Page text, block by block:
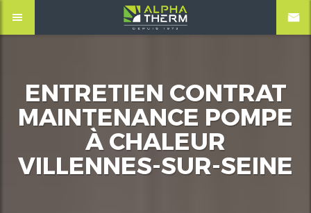
ENTRETIEN CONTRAT
MAINTENANCE POMPE
À CHALEUR
VILLENNES-SUR-SEINE